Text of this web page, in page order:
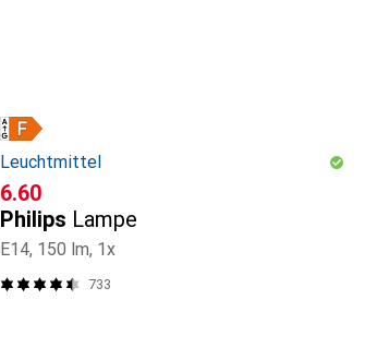
Leuchtmittel
CHF
6.60
Philips Lampe
E14, 150 lm, 1x
733